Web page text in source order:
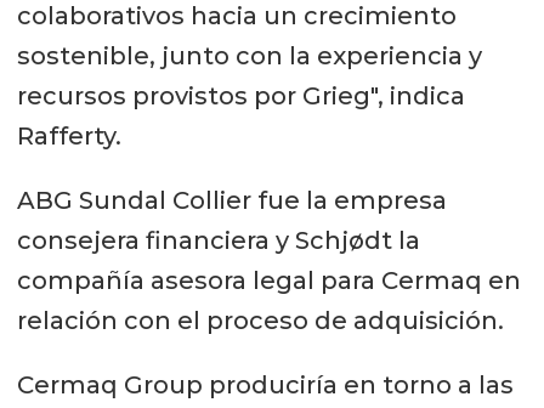
colaborativos hacia un crecimiento
sostenible, junto con la experiencia y
recursos provistos por Grieg", indica
Rafferty.
ABG Sundal Collier fue la empresa
consejera financiera y Schjødt la
compañía asesora legal para Cermaq en
relación con el proceso de adquisición.
Cermaq Group produciría en torno a las